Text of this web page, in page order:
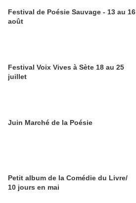
Festival de Poésie Sauvage - 13 au 16
août
Festival Voix Vives à Sète 18 au 25
juillet
Juin Marché de la Poésie
Petit album de la Comédie du Livre/
10 jours en mai